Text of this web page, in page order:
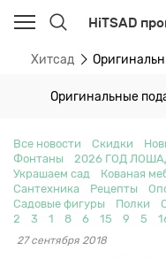
HiTSAD
Хитсад
Оригинальные
Все новости Скидки
Фонтаны
2026 ГОД
Украшаем сад
Кованая
Сантехника
Рецепты
Садовые фигуры
Полки
2
3 1 8 6 15 9 5
27 сентября 2018